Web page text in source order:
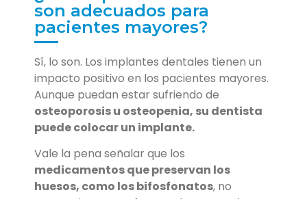
son adecuados para
pacientes mayores?
Sí, lo son. Los implantes dentales tienen un
impacto positivo en los pacientes mayores.
Aunque puedan estar sufriendo de
osteoporosis u osteopenia, su dentista
puede colocar un implante.
Vale la pena señalar que los
medicamentos que preservan los
huesos, como los bifosfonatos, no